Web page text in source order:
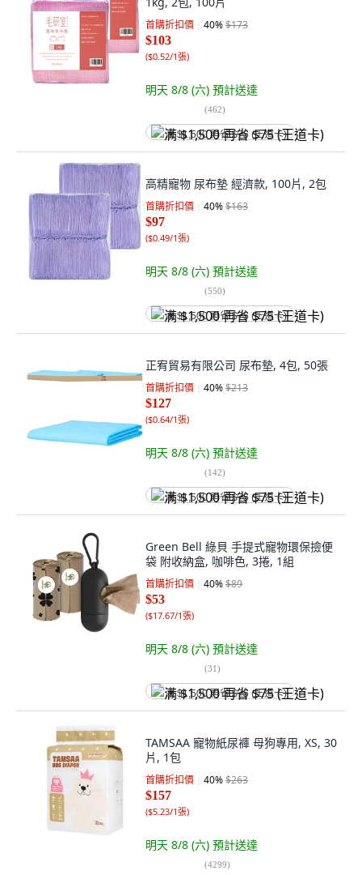
首購折扣價 40%$173
$103
($0.52/1張)
明天 8/8 (六) 預計送達
(462)
满 $1,500 再省 $75 (王道卡)
高精寵物 尿布墊 經濟款, 100片, 2包
首購折扣價 40%$163
$97
($0.49/1張)
明天 8/8 (六) 預計送達
(550)
满 $1,500 再省 $75 (王道卡)
正宥貿易有限公司 尿布墊, 4包, 50張
首購折扣價 40%$213
$127
($0.64/1張)
明天 8/8 (六) 預計送達
(142)
满 $1,500 再省 $75 (王道卡)
Green Bell 綠貝 手提式寵物環保撿便
袋 附收納盒, 咖啡色, 3捲, 1組
首購折扣價 40%$89
$53
($17.67/1張)
明天 8/8 (六) 預計送達
(31)
满 $1,500 再省 $75 (王道卡)
TAMSAA 寵物紙尿褲 母狗專用, XS, 30
片, 1包
首購折扣價 40%$263
$157
($5.23/1張)
明天 8/8 (六) 預計送達
(4299)